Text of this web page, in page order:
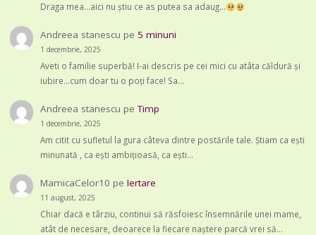
Draga mea...aici nu știu ce as putea sa adaug...
Andreea stanescu pe 5 minuni
1 decembrie, 2025
Aveti o familie superbă! I-ai descris pe cei mici cu atâta căldură și
iubire...cum doar tu o poți face! Sa…
Andreea stanescu peTimp
1 decembrie, 2025
Am citit cu sufletul la gura câteva dintre postările tale. Știam ca ești
minunată , ca ești ambițioasă, ca ești…
MamicaCelor10 peIertare
11 august, 2025
Chiar dacă e târziu, continui să răsfoiesc însemnările unei mame,
atât de necesare, deoarece la fiecare naștere parcă vrei să…